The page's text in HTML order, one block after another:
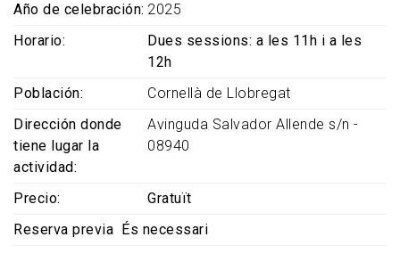
Año de celebración 2025
Horario
Dues sessions: a les 11h i a les
12h
Población
Cornellà de Llobregat
Dirección donde
tiene lugar la
actividad
Avinguda Salvador Allende s/n -
08940
Precio
Gratuït
Reserva previa
És necessari